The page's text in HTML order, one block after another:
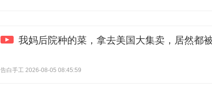
我妈后院种的菜，拿去美国大集卖，居然都
告白手工 2026-08-05 08:45:59